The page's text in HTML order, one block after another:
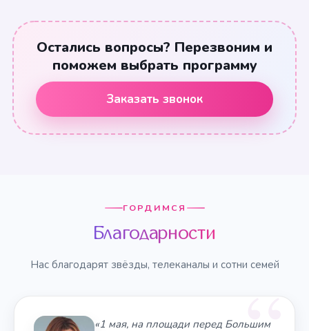
Остались вопросы? Перезвоним и
поможем выбрать программу
Заказать звонок
ГОРДИМСЯ
Благодарности
Нас благодарят звёзды, телеканалы и сотни семей
«1 мая, на площади перед Большим